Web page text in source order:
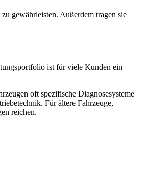
gewährleisten. Außerdem tragen sie
ist für viele Kunden ein
oft spezifische Diagnosesysteme
Für ältere Fahrzeuge,
reichen.